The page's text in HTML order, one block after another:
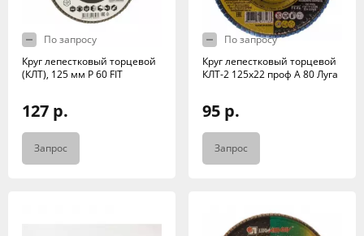
По запросу
Круг лепестковый торцевой
(КЛТ), 125 мм Р 60 FIT
127 р.
Запрос
По запросу
Круг лепестковый торцевой
КЛТ-2 125х22 проф А 80 Луга
95 р.
Запрос